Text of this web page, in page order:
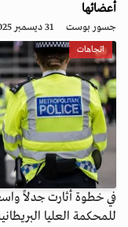
أعضائها
جسور بوست 31 ديسمبر 2025 - 12:25
اتجاهات
في خطوة أثارت جدلاً
للمحكمة العليا